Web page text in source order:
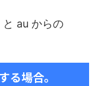
au からの
る場合。